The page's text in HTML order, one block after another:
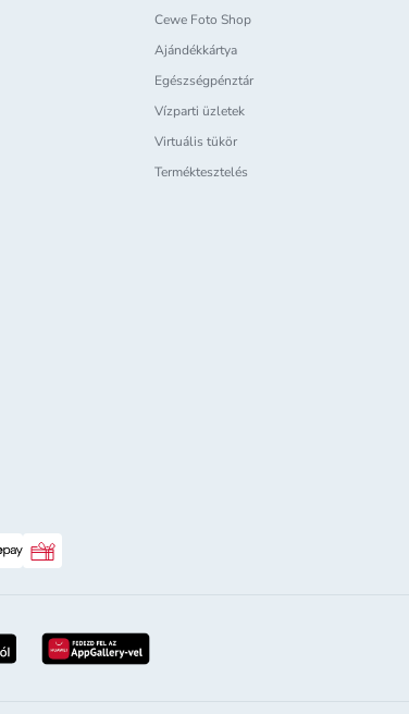
Cewe Foto Shop
Ajándékkártya
Egészségpénztár
Vízparti üzletek
Virtuális tükör
Terméktesztelés
Rossmann ajándékkártya
play-röl
letöltés az app-store-bólletöltés huawei app-galery-böl